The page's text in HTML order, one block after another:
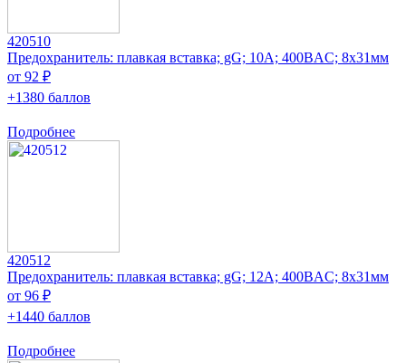
420510
Предохранитель: плавкая вставка; gG; 10А; 400ВAC; 8x31мм
от 92 ₽
+1380 баллов
Подробнее
420512
Предохранитель: плавкая вставка; gG; 12А; 400ВAC; 8x31мм
от 96 ₽
+1440 баллов
Подробнее